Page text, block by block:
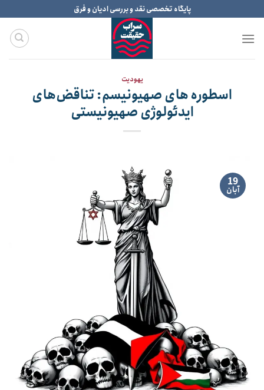
to
content
پایگاه تخصصی نقد و بررسی ادیان و فرق
یهودیت
اسطوره های صهیونیسم: تناقض‌های
ایدئولوژی صهیونیستی
19
آبان